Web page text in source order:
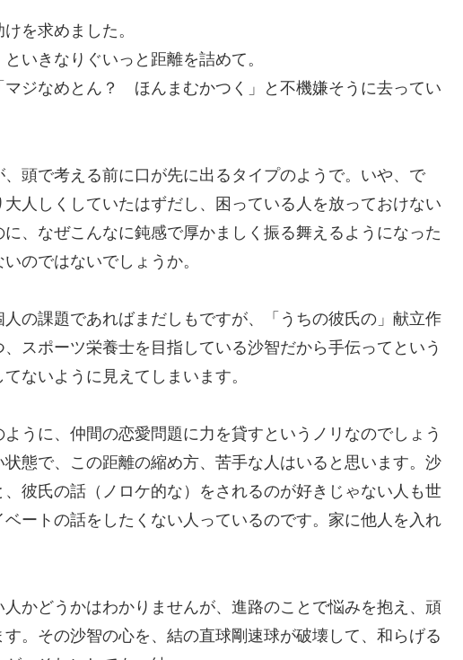
を求めました。
いきなりぐいっと距離を詰めて。
ジなめとん？ ほんまむかつく」と不機嫌そうに去ってい
頭で考える前に口が先に出るタイプのようで。いや、で
人しくしていたはずだし、困っている人を放っておけない
、なぜこんなに鈍感で厚かましく振る舞えるようになった
のではないでしょうか。
の課題であればまだしもですが、「うちの彼氏の」献立作
スポーツ栄養士を目指している沙智だから手伝ってという
ないように見えてしまいます。
うに、仲間の恋愛問題に力を貸すというノリなのでしょう
態で、この距離の縮め方、苦手な人はいると思います。沙
彼氏の話（ノロケ的な）をされるのが好きじゃない人も世
ートの話をしたくない人っているのです。家に他人を入れ
かどうかはわかりませんが、進路のことで悩みを抱え、頑
。その沙智の心を、結の直球剛速球が破壊して、和らげる